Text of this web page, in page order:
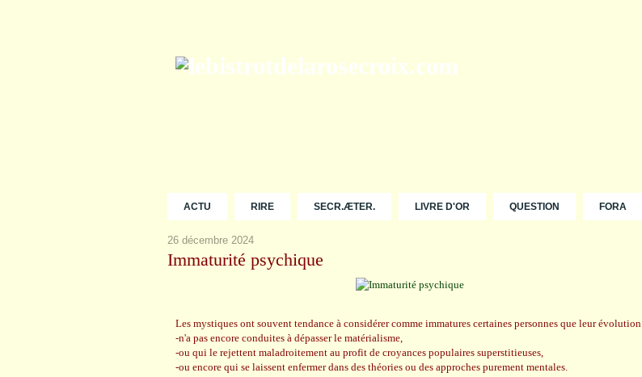
ACTU RIRE SECR.ÆTER. LIVRE D'OR QUESTION FORA
26 décembre 2024
Immaturité psychique
Les mystiques ont souvent tendance à considérer comme immatures certaines personnes que leur évolution
-n'a pas encore conduites à dépasser le matérialisme,
-ou qui le rejettent maladroitement au profit de croyances populaires superstitieuses,
-ou encore qui se laissent enfermer dans des théories ou des approches purement mentales.